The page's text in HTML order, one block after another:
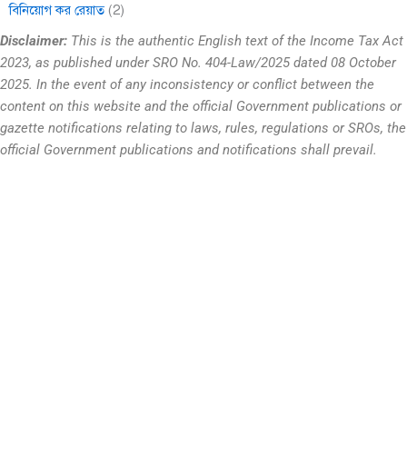
বিনিয়োগ কর রেয়াত(2)
Disclaimer: This is the authentic English text of the Income Tax Act
2023, as published under SRO No. 404-Law/2025 dated 08 October
2025. In the event of any inconsistency or conflict between the
content on this website and the official Government publications or
gazette notifications relating to laws, rules, regulations or SROs, the
official Government publications and notifications shall prevail.